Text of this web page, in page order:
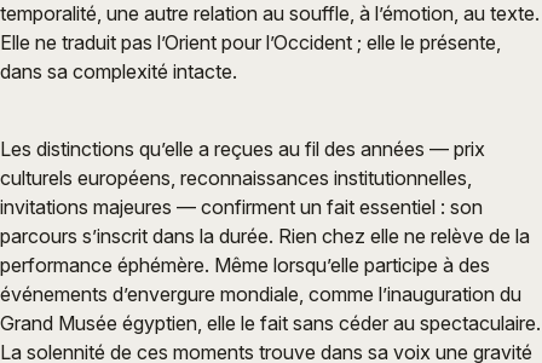
temporalité, une autre relation au souffle, à l’émotion, au texte.
Elle ne traduit pas l’Orient pour l’Occident ; elle le présente,
dans sa complexité intacte.
Les distinctions qu’elle a reçues au fil des années — prix
culturels européens, reconnaissances institutionnelles,
invitations majeures — confirment un fait essentiel : son
parcours s’inscrit dans la durée. Rien chez elle ne relève de la
performance éphémère. Même lorsqu’elle participe à des
événements d’envergure mondiale, comme l’inauguration du
Grand Musée égyptien, elle le fait sans céder au spectaculaire.
La solennité de ces moments trouve dans sa voix une gravité